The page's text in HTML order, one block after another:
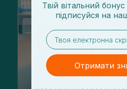
Твій вітальний
підписуйся на
email
Отримати